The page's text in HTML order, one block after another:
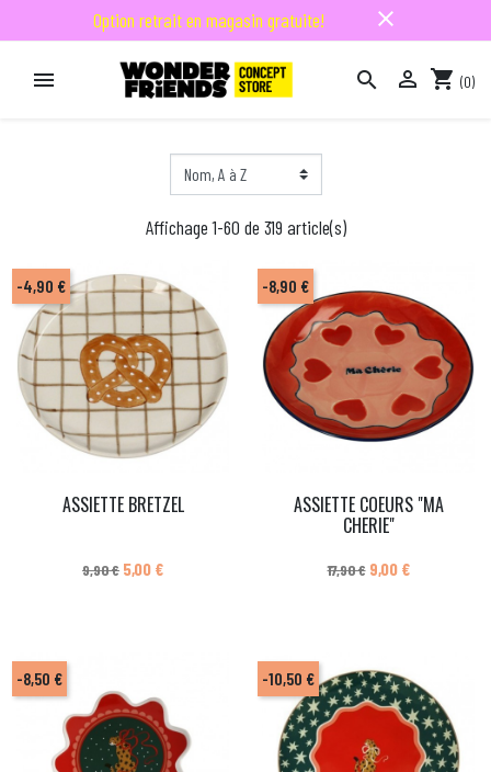
Option retrait en magasin gratuite! close
   shopping_cart (0)
Affichage 1-60 de 319 article(s)
ASSIETTE BRETZEL
Prix de base
9,90 € Prix
5,00 €
-4,90 €
ASSIETTE COEURS "MA
CHERIE"
Prix de base
17,90 € Prix
9,00 €
-8,90 €
-8,50 € -10,50 €